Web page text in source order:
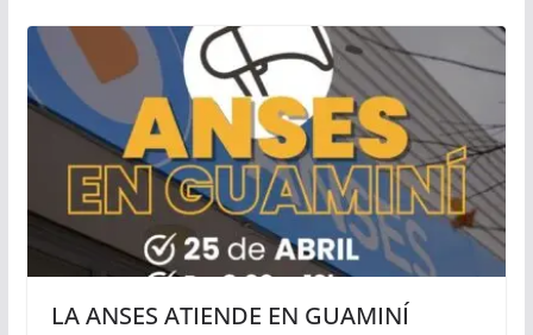
LA ANSES ATIENDE EN GUAMINÍ